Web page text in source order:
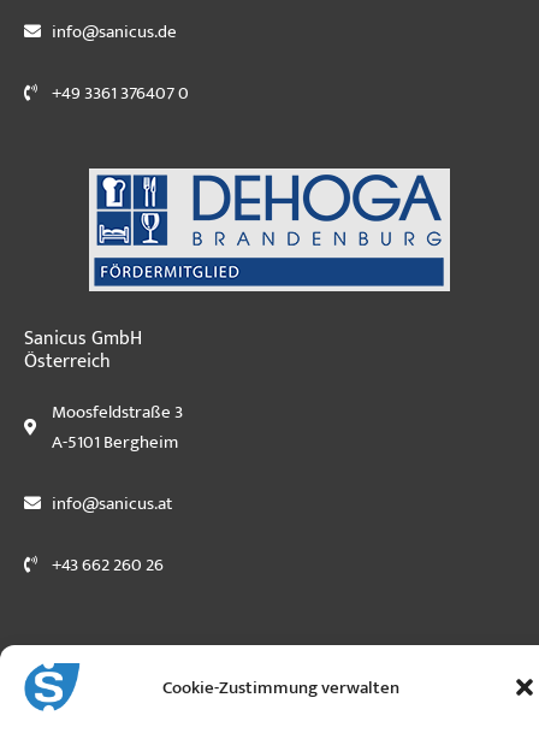
Cookie-Zustimmung verwalten
info@sanicus.de
+49 3361 376407 0
Sanicus GmbH
Österreich
Moosfeldstraße 3
A-5101 Bergheim
info@sanicus.at
+43 662 260 26